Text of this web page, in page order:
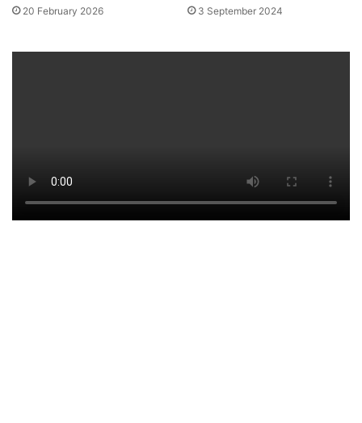
20 February 2026 3 September 2024